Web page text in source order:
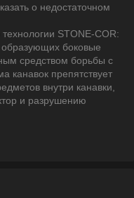
о недостаточном
STONE-COR:
образующих боковые
средством борьбы с
канавок препятствует
внутри канавки,
и разрушению